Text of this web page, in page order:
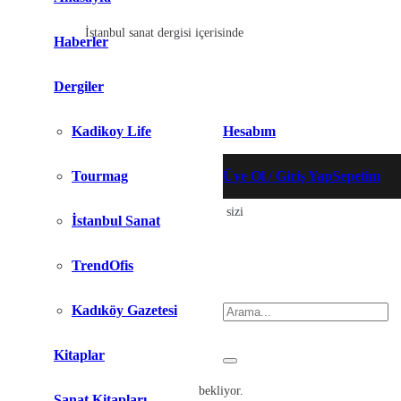
İstanbul sanat dergisi içerisinde
birbirinden farklı ilgi çekici konular sizi
bekliyor.
Haberler
Dergiler
Kadikoy Life
Tourmag
İstanbul Sanat
TrendOfis
Kadıköy Gazetesi
Kitaplar
Hesabım
Üye Ol / Giriş YapSepetim
Ürün
istanbul-sanat-